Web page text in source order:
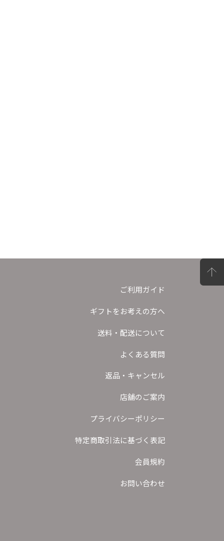
ご利用ガイド
ギフトをお考えの方へ
送料・配送について
よくある質問
返品・キャンセル
店舗のご案内
プライバシーポリシー
特定商取引法に基づく表記
会員規約
お問い合わせ